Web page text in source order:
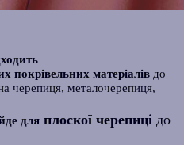
покрівельних матеріалів до
черепиця, металочерепиця,
для плоскої черепиці до